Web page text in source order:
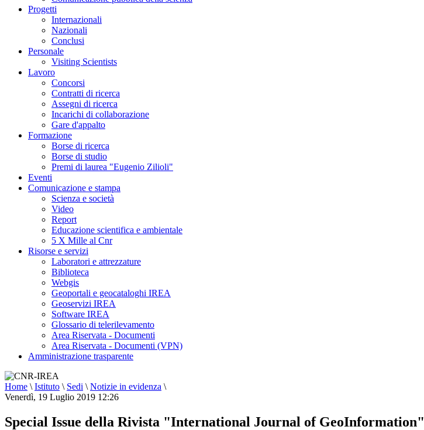
Progetti
Internazionali
Nazionali
Conclusi
Personale
Visiting Scientists
Lavoro
Concorsi
Contratti di ricerca
Assegni di ricerca
Incarichi di collaborazione
Gare d'appalto
Formazione
Borse di ricerca
Borse di studio
Premi di laurea "Eugenio Zilioli"
Eventi
Comunicazione e stampa
Scienza e società
Video
Report
Educazione scientifica e ambientale
5 X Mille al Cnr
Risorse e servizi
Laboratori e attrezzature
Biblioteca
Webgis
Geoportali e geocataloghi IREA
Geoservizi IREA
Software IREA
Glossario di telerilevamento
Area Riservata - Documenti
Area Riservata - Documenti (VPN)
Amministrazione trasparente
Home \ Istituto \ Sedi \ Notizie in evidenza \
Venerdì, 19 Luglio 2019 12:26
Special Issue della Rivista "International Journal of GeoInformation"